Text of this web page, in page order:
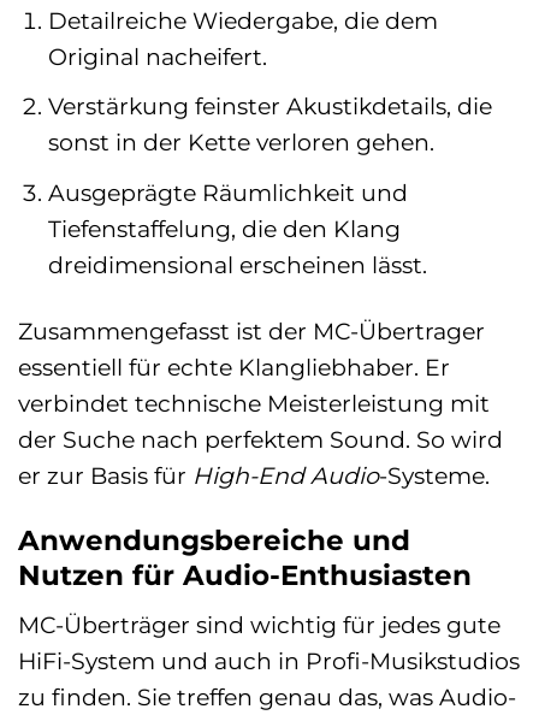
Detailreiche Wiedergabe, die dem
Original nacheifert.
Verstärkung feinster Akustikdetails, die
sonst in der Kette verloren gehen.
Ausgeprägte Räumlichkeit und
Tiefenstaffelung, die den Klang
dreidimensional erscheinen lässt.
Zusammengefasst ist der MC-Übertrager
essentiell für echte Klangliebhaber. Er
verbindet technische Meisterleistung mit
der Suche nach perfektem Sound. So wird
er zur Basis für High-End Audio-Systeme.
Anwendungsbereiche und
Nutzen für Audio-Enthusiasten
MC-Überträger sind wichtig für jedes gute
HiFi-System und auch in Profi-Musikstudios
zu finden. Sie treffen genau das, was Audio-